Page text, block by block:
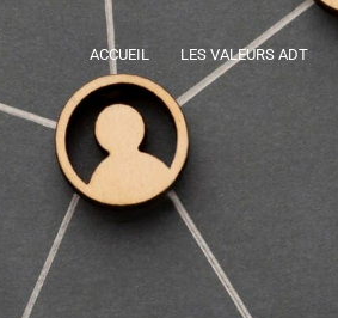
ACCUEIL LES VALEURS ADT